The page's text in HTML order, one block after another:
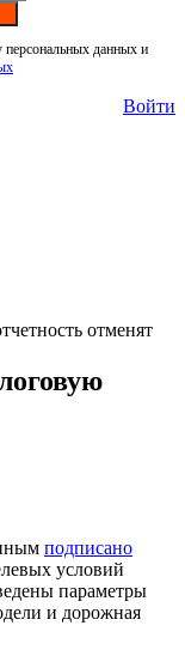
персональных данных и
Войти
отменят
подписано
условий
параметры
и дорожная